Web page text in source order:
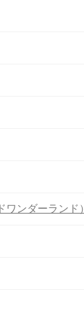
ンダーランド）